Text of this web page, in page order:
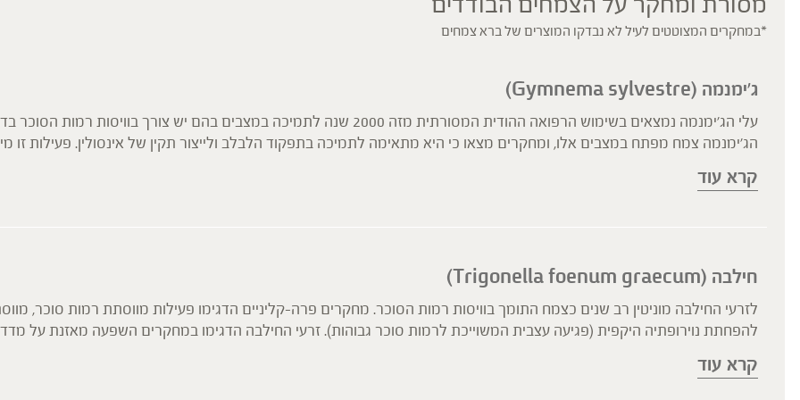
*במחקרים המצוטטים לעיל לא נבדקו המוצרים של ברא צמחים
ג'ימנמה (Gymnema sylvestre)
עלי הג'ימנמה נמצאים בשימוש הרפואה ההודית המסורתית מזה 2000 שנה לתמיכה במצבים בהם יש
בלקיחה לטווח ארוך.
קרא עוד
חילבה (Trigonella foenum graecum)
לזרעי החילבה מוניטין רב שנים כצמח התומך בוויסות רמות הסוכר. מחקרים פרה-קליניים הדגימו פעילות מווסתת רמות סוכר,
להפחתת נוירופתיה היקפית (פגיעה עצבית המשוייכת לרמות סוכר גבוהות). זרעי החילבה הדגימו במחקרים השפעה מאזנת על מדדי
סוכרת).
קרא עוד